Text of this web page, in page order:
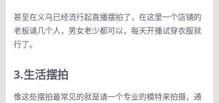
甚至在义乌已经流行起直播摆拍了，在这里一个店铺的
老板请几个人，男女老少都可以，每天开播试穿衣服就
行了。
3.生活摆拍
像这些摆拍最常见的就是请一个专业的模特来拍摄，通